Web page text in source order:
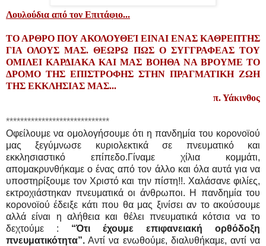
Λουλούδια από τον Επιτάφιο...
ΤΟ ΑΡΘΡΟ ΠΟΥ ΑΚΟΛΟΥΘΕΊ ΕΙΝΑΙ ΕΝΑΣ ΚΑΘΡΕΠΤΗΣ
ΓΙΑ ΟΛΟΥΣ ΜΑΣ. ΘΕΩΡΩ ΠΩΣ Ο ΣΥΓΓΡΑΦΕΑΣ ΤΟΥ
ΟΜΙΛΕΙ ΚΑΡΔΙΑΚΑ ΚΑΙ ΜΑΣ ΒΟΗΘΑ ΝΑ ΒΡΟΥΜΕ ΤΟ
ΔΡΟΜΟ ΤΗΣ ΕΠΙΣΤΡΟΦΗΣ ΣΤΗΝ ΠΡΑΓΜΑΤΙΚΗ ΖΩΗ
ΤΗΣ ΕΚΚΛΗΣΙΑΣ ΜΑΣ...
π. Υάκινθος
*****************************
Οφείλουμε να ομολογήσουμε ότι η πανδημία του κορονοϊού
μας ξεγύμνωσε κυριολεκτικά σε πνευματικό και
εκκλησιαστικό επίπεδο.Γίναμε χίλια κομμάτι,
απομακρυνθήκαμε ο ένας από τον άλλο και όλα αυτά για να
υποστηρίξουμε τον Χριστό και την πίστη!!. Χαλάσανε φιλίες,
εκτροχιάστηκαν πνευματικά οι άνθρωποι. Η πανδημία του
κορονοϊού έδειξε κάτι που θα μας ξινίσει αν το ακούσουμε
αλλά είναι η αλήθεια και θέλει πνευματικά κότσια να το
δεχτούμε : “Ότι έχουμε επιφανειακή ορθόδοξη
πνευματικότητα”. Αντί να ενωθούμε, διαλυθήκαμε, αντί να